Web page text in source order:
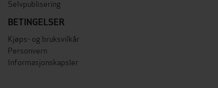
Selvpublisering
BETINGELSER
Kjøps- og bruksvilkår
Personvern
Informasjonskapsler